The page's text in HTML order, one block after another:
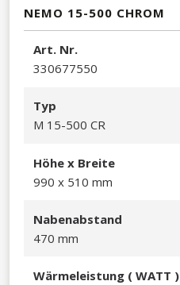
NEMO 15-500 CHROM
Art. Nr.
330677550​
Typ
M 15-500 CR
Höhe x Breite
990 x 510 mm​
Nabenabstand
470 mm
Wärmeleistung ( WATT )